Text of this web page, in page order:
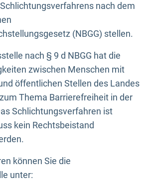
nach dem
(NBGG) stellen.
nach § 9 d NBGG hat die
zwischen Menschen mit
öffentlichen Stellen des Landes
Thema Barrierefreiheit in der
Schlichtungsverfahren ist
kein Rechtsbeistand
können Sie die
unter: